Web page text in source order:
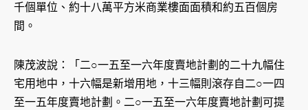
千個單位、約十八萬平方米商業樓面面積和約五百個房
間。
陳茂波說：「二○一五至一六年度賣地計劃的二十九幅住
宅用地中，十六幅是新增用地，十三幅則滾存自二○一四
至一五年度賣地計劃。二○一五至一六年度賣地計劃可提